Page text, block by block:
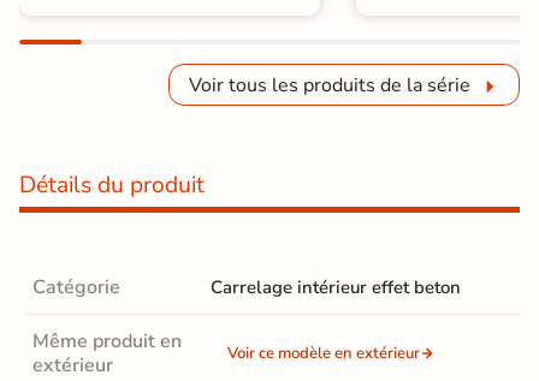
Voir tous les produits de la série
Détails du produit
Catégorie Carrelage intérieur effet beton
Même produit en
extérieur
Voir ce modèle en extérieur